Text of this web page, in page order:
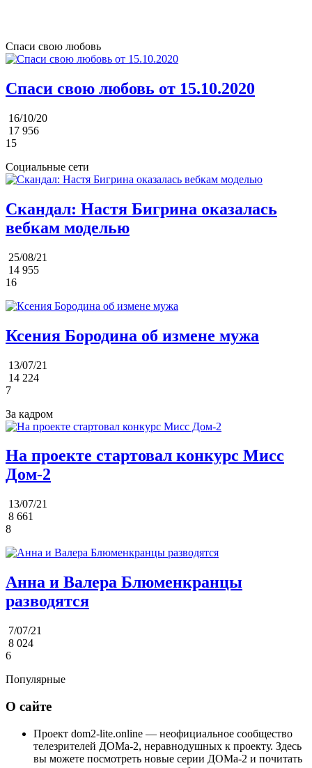
Спаси свою любовь
Спаси свою любовь от 15.10.2020
16/10/20
17 956
15
Социальные сети
Скандал: Настя Бигрина оказалась
вебкам моделью
25/08/21
14 955
16
Ксения Бородина об измене мужа
13/07/21
14 224
7
За кадром
На проекте стартовал конкурс Мисс
Дом-2
13/07/21
8 661
8
Анна и Валера Блюменкранцы
разводятся
7/07/21
8 024
6
Популярные
О сайте
Проект dom2-lite.online — неофициальное сообщество
телезрителей ДОМа-2, неравнодушных к проекту. Здесь
вы можете посмотреть новые серии ДОМа-2 и почитать